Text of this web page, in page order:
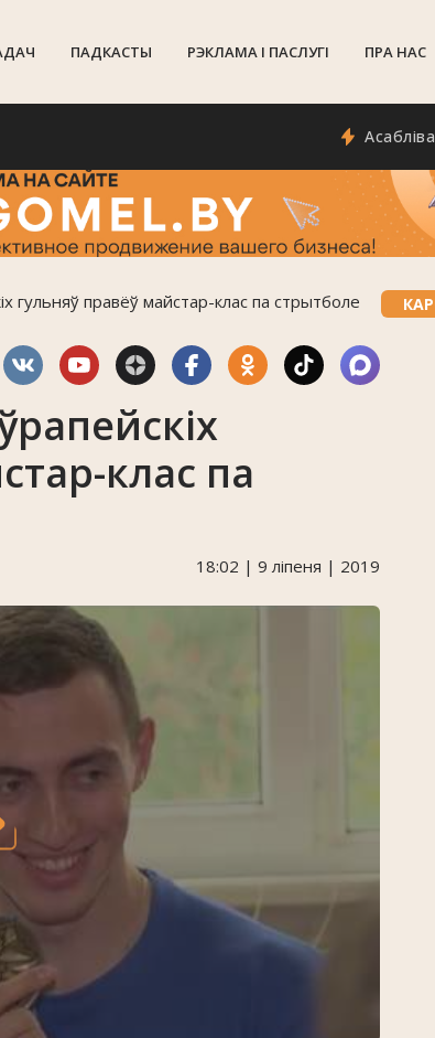
ПАДКАСТЫ РЭКЛАМА I ПАСЛУГI ПРА НАС
Асаблівасці
гульняў правёў майстар-клас па стрытболе
клас па
18:02 | 9 ліпеня | 2019